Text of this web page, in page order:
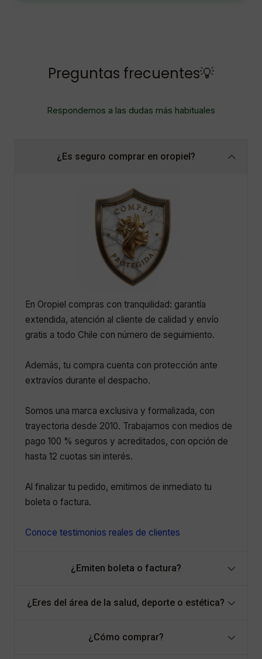
Preguntas frecuentes💡
Respondemos a las dudas más habituales
¿Es seguro comprar en oropiel?
En Oropiel compras con tranquilidad: garantía
extendida, atención al cliente de calidad y envío
gratis a todo Chile con número de seguimiento.
Además, tu compra cuenta con protección ante
extravíos durante el despacho.
Somos una marca exclusiva y formalizada, con
trayectoria desde 2010. Trabajamos con medios de
pago 100 % seguros y acreditados, con opción de
hasta 12 cuotas sin interés.
Al finalizar tu pedido, emitimos de inmediato tu
boleta o factura.
Conoce testimonios reales de clientes
¿Emiten boleta o factura?
¿Eres del área de la salud, deporte o estética?
¿Cómo comprar?